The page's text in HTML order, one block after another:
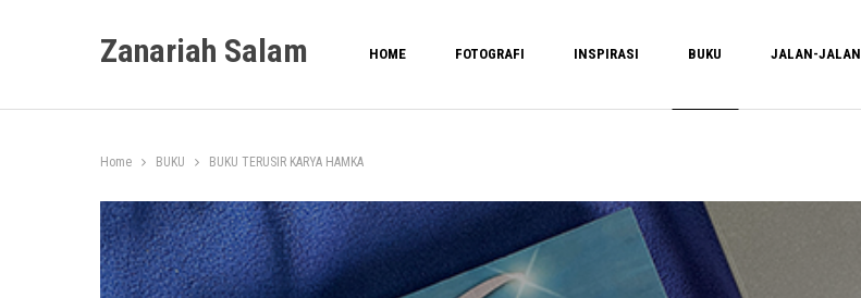
Zanariah Salam HOME FOTOGRAFI INSPIRASI BUKU JALAN-JALAN
Home BUKU BUKU TERUSIR KARYA HAMKA